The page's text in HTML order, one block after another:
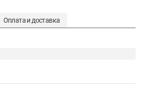
Оплата и доставка